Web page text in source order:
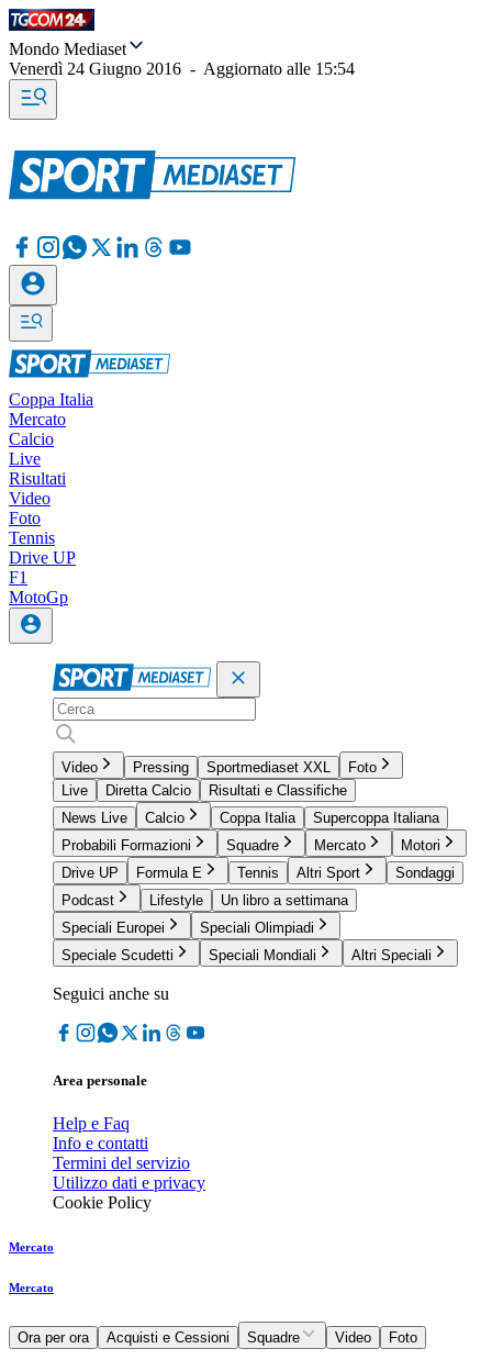
Mondo Mediaset
Venerdì 24 Giugno 2016 - Aggiornato alle 15:54
Coppa Italia
Mercato
Calcio
Live
Risultati
Video
Foto
Tennis
Drive UP
F1
MotoGp
Video Pressing Sportmediaset XXL
Foto
Live
Diretta Calcio
Risultati e Classifiche
News Live
Calcio Coppa Italia
Supercoppa Italiana
Probabili Formazioni
Squadre Mercato
Motori
Drive UP
Formula E Tennis Altri Sport
Sondaggi
Podcast
Lifestyle
Un libro a settimana
Speciali Europei
Speciali Olimpiadi
Speciale Scudetti
Speciali Mondiali Altri Speciali
Seguici anche su
Area personale
Help e Faq
Info e contatti
Termini del servizio
Utilizzo dati e privacy
Cookie Policy
Mercato
Mercato
Ora per ora Acquisti e Cessioni Squadre Video Foto